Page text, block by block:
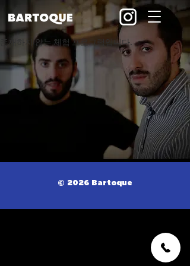
존재하지 않는 체험 프로그램입니다.
© 2026 Bartoque